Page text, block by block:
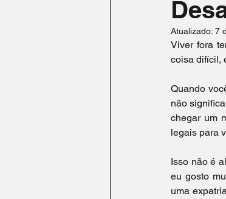
Trabalho na Itália
Turismo na Itália
Atualizado: 7
Viver fora
coisa difícil,
Quando
não
chegar um
legais para
Isso não é
eu gosto
uma